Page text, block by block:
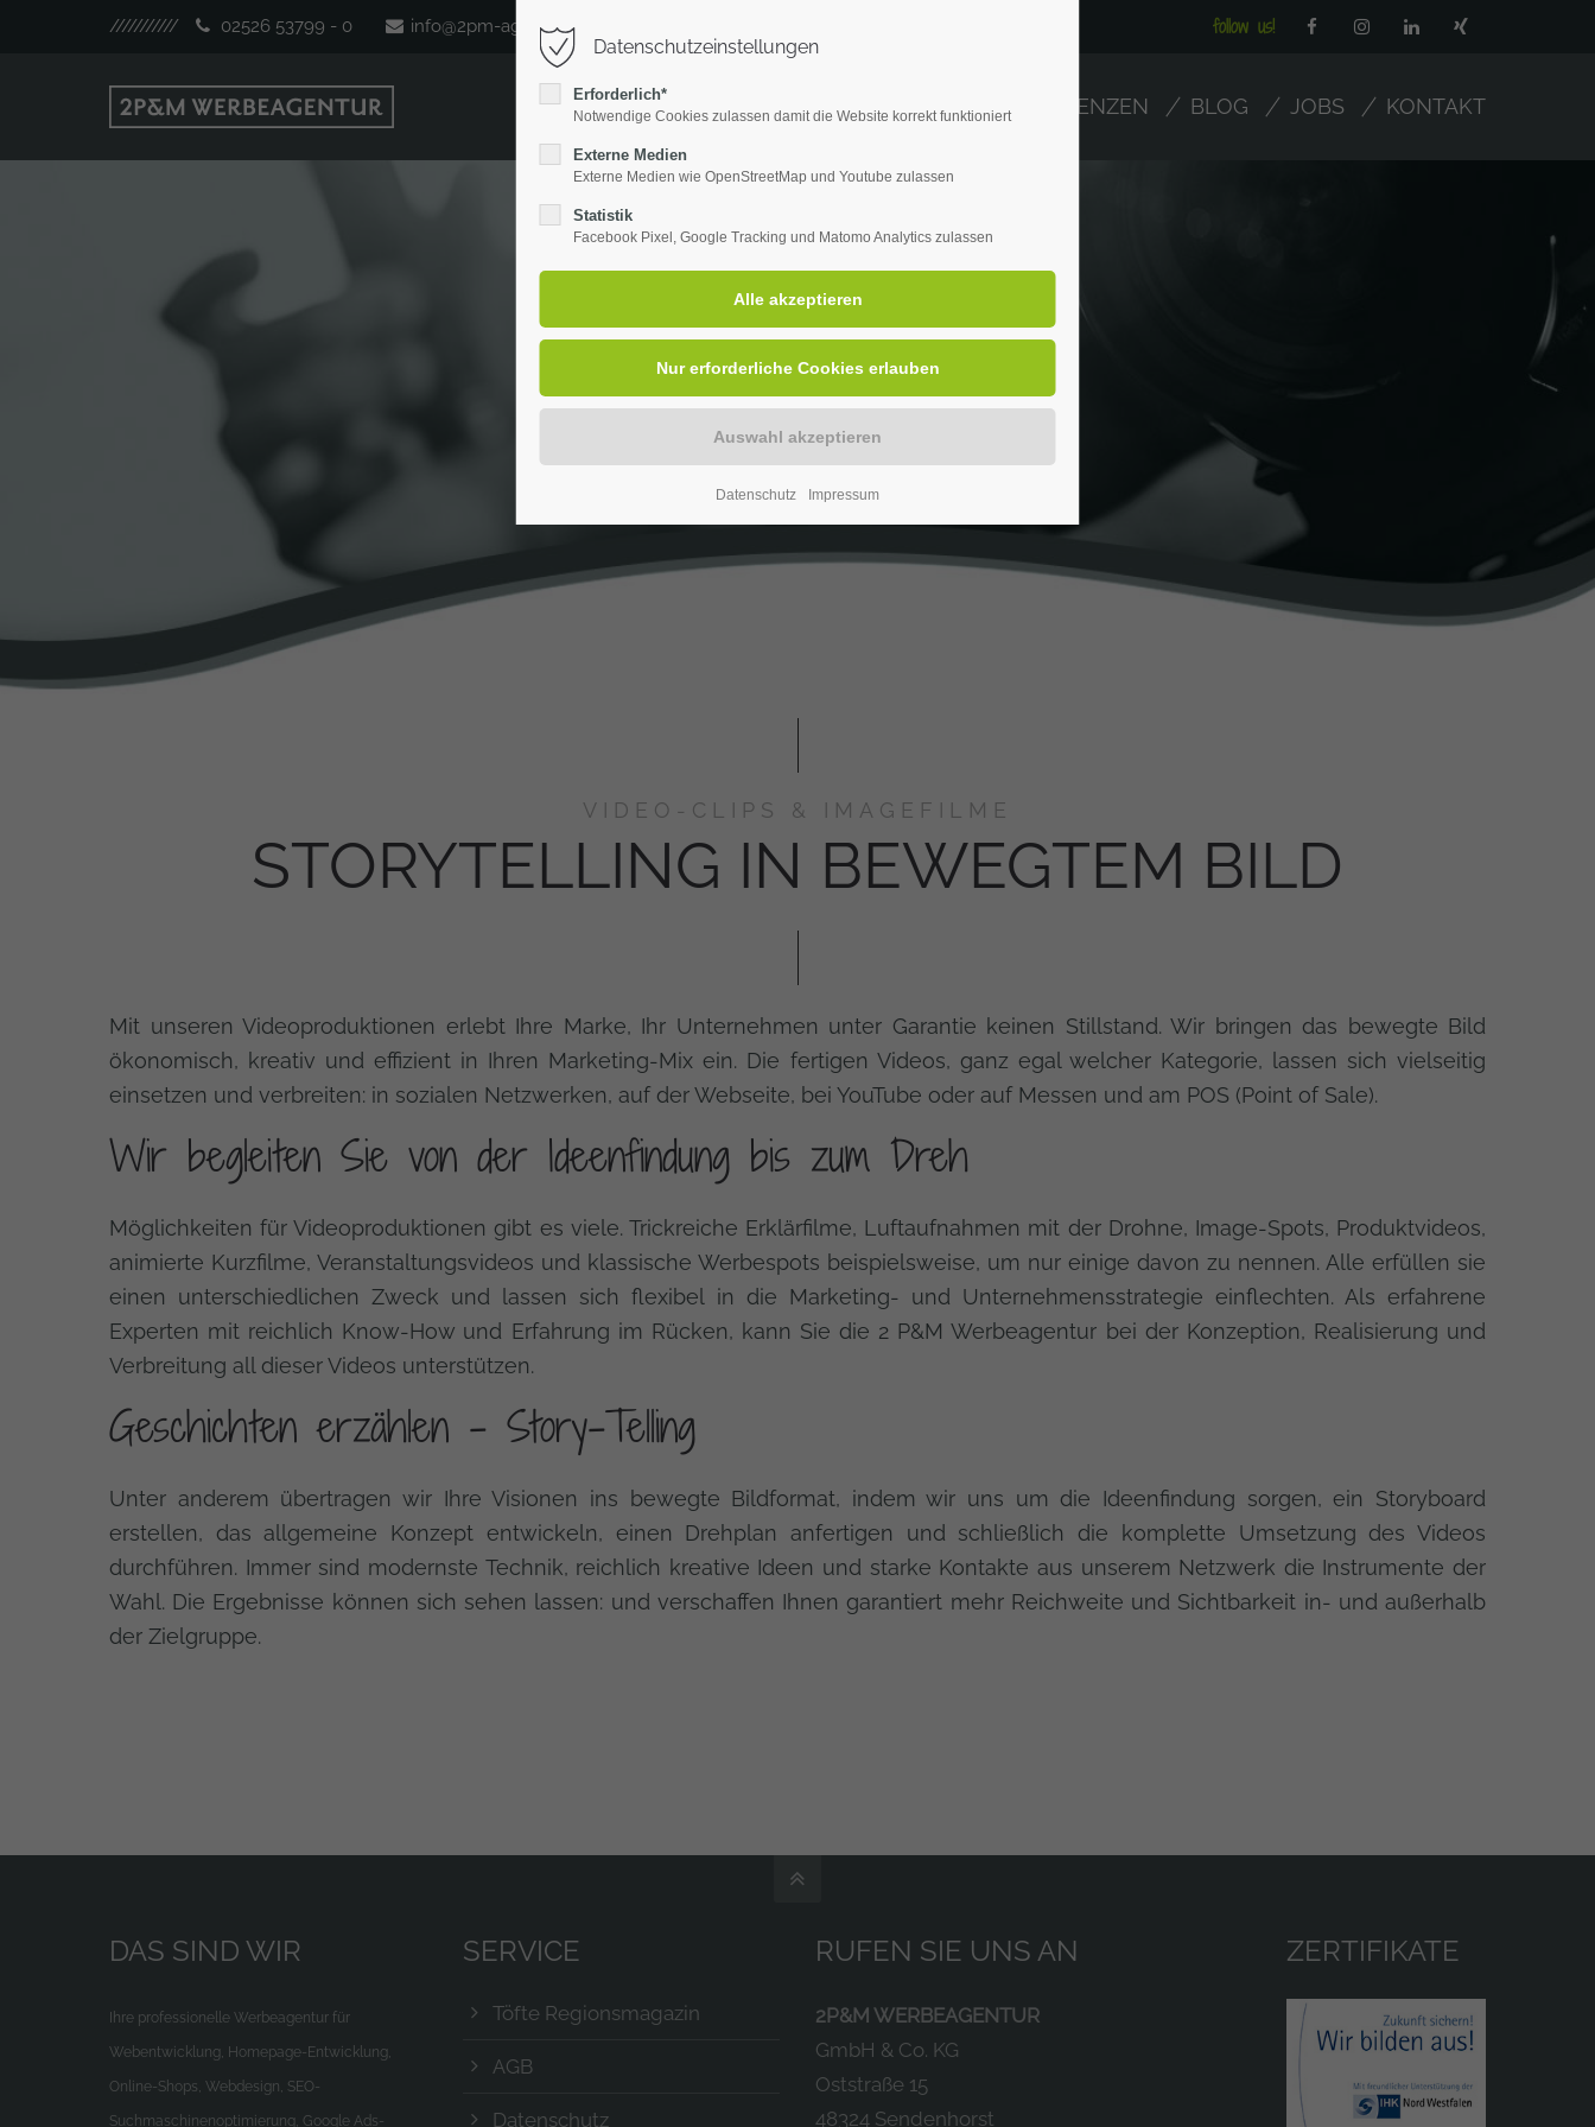
/////////// 02526 53799 - 0 info@2pm-agentur.de follow us!
WERBEAGENTUR LEISTUNGEN REFERENZEN BLOG JOBS KONTAKT
VIDEO-CLIPS & IMAGEFILME
STORYTELLING IN BEWEGTEM BILD
Mit unseren Videoproduktionen erlebt Ihre Marke, Ihr Unternehmen unter Garantie keinen Stillstand. Wir bringen das bewegte Bild
ökonomisch, kreativ und effizient in Ihren Marketing-Mix ein. Die fertigen Videos, ganz egal welcher Kategorie, lassen sich vielseitig
einsetzen und verbreiten: in sozialen Netzwerken, auf der Webseite, bei YouTube oder auf Messen und am POS (Point of Sale).
Wir begleiten Sie von der Ideenfindung bis zum Dreh
Möglichkeiten für Videoproduktionen gibt es viele. Trickreiche Erklärfilme, Luftaufnahmen mit der Drohne, Image-Spots, Produktvideos,
animierte Kurzfilme, Veranstaltungsvideos und klassische Werbespots beispielsweise, um nur einige davon zu nennen. Alle erfüllen sie
einen unterschiedlichen Zweck und lassen sich flexibel in die Marketing- und Unternehmensstrategie einflechten. Als erfahrene
Experten mit reichlich Know-How und Erfahrung im Rücken, kann Sie die 2 P&M Werbeagentur bei der Konzeption, Realisierung und
Verbreitung all dieser Videos unterstützen.
Geschichten erzählen – Story-Telling
Unter anderem übertragen wir Ihre Visionen ins bewegte Bildformat, indem wir uns um die Ideenfindung sorgen, ein Storyboard
erstellen, das allgemeine Konzept entwickeln, einen Drehplan anfertigen und schließlich die komplette Umsetzung des Videos
durchführen. Immer sind modernste Technik, reichlich kreative Ideen und starke Kontakte aus unserem Netzwerk die Instrumente der
Wahl. Die Ergebnisse können sich sehen lassen: und verschaffen Ihnen garantiert mehr Reichweite und Sichtbarkeit in- und außerhalb
der Zielgruppe.
DAS SIND WIR
Ihre professionelle Werbeagentur für
Webentwicklung, Homepage-Entwicklung,
Online-Shops, Webdesign, SEO-
Suchmaschinenoptimierung, Google Ads-
SERVICE
Töfte Regionsmagazin
AGB
Datenschutz
RUFEN SIE UNS AN
2P&M WERBEAGENTUR
GmbH & Co. KG
Oststraße 15
48324 Sendenhorst
ZERTIFIKATE
Datenschutzeinstellungen
Erforderlich*
Notwendige Cookies zulassen damit die Website korrekt funktioniert
Externe Medien
Externe Medien wie OpenStreetMap und Youtube zulassen
Statistik
Facebook Pixel, Google Tracking und Matomo Analytics zulassen
Datenschutz Impressum